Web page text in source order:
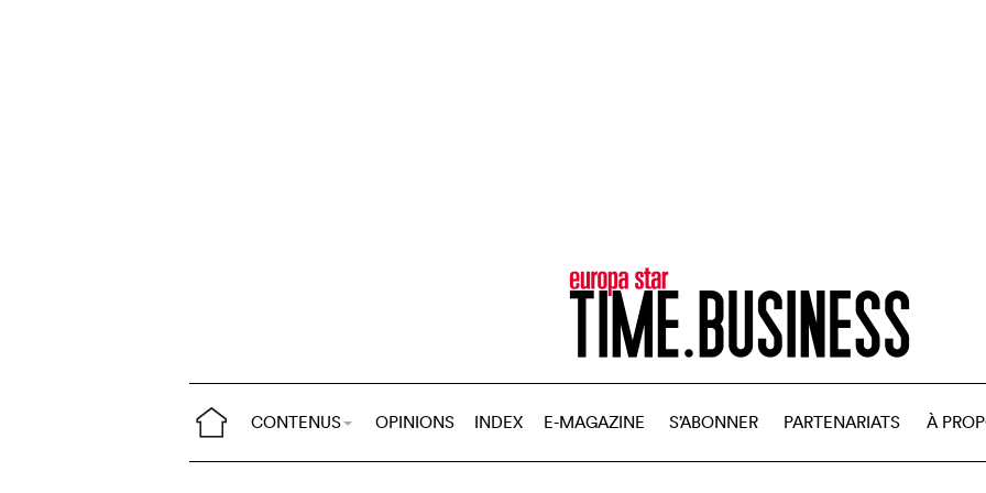
CONTENUS OPINIONS INDEX E-MAGAZINE S’ABONNER PARTENARIATS À